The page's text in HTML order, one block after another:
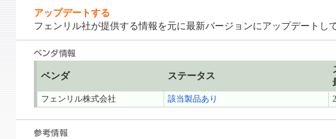
アップデートする
フェンリル社が提供する情報を元に最新バージョンにアップデートし
ベンダ ステータス
フェンリル株式会社 該当製品あり